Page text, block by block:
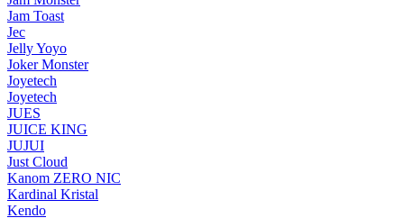
Jam Toast
Jec
Jelly Yoyo
Joker Monster
Joyetech
Joyetech
JUES
JUICE KING
JUJUI
Just Cloud
Kanom ZERO NIC
Kardinal Kristal
Kendo